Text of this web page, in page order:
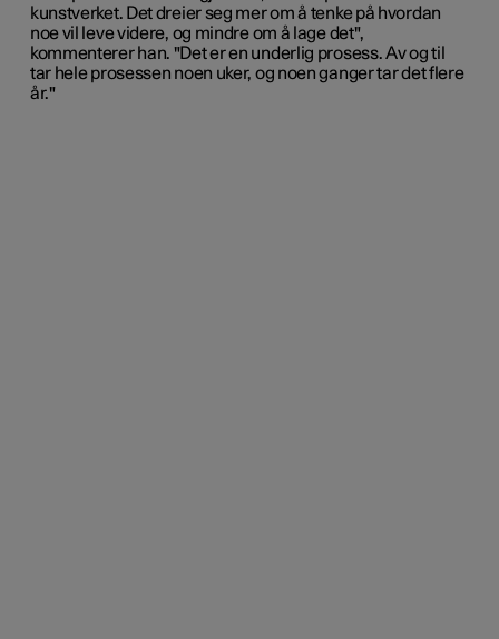
kunstverket. Det dreier seg mer om å tenke på hvordan
noe vil leve videre, og mindre om å lage det",
kommenterer han. "Det er en underlig prosess. Av og til
tar hele prosessen noen uker, og noen ganger tar det flere
år."